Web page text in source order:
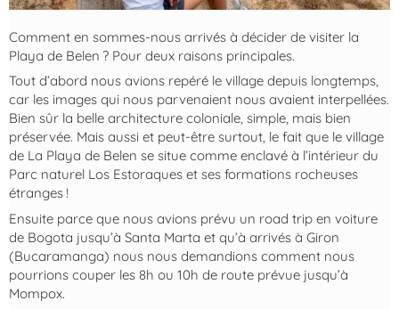
Comment en sommes-nous arrivés à décider de visiter la
Playa de Belen ? Pour deux raisons principales.
Tout d’abord nous avions repéré le village depuis longtemps,
car les images qui nous parvenaient nous avaient interpellées.
Bien sûr la belle architecture coloniale, simple, mais bien
préservée. Mais aussi et peut-être surtout, le fait que le village
de La Playa de Belen se situe comme enclavé à l’intérieur du
Parc naturel Los Estoraques et ses formations rocheuses
étranges !
Ensuite parce que nous avions prévu un road trip en voiture
de Bogota jusqu’à Santa Marta et qu’à arrivés à Giron
(Bucaramanga) nous nous demandions comment nous
pourrions couper les 8h ou 10h de route prévue jusqu’à
Mompox.